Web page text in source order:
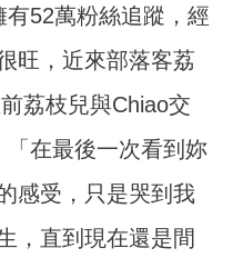
52萬粉絲追蹤，經
旺，近來部落客荔
荔枝兒與Chiao交
在最後一次看到妳
感受，只是哭到我
，直到現在還是間